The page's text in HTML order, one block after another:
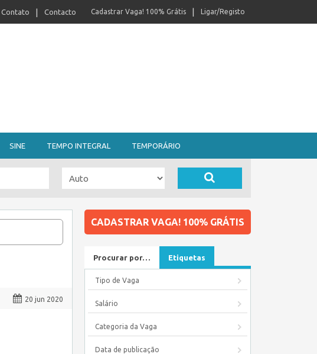
Contato Contacto Ligar/Registo
Cadastrar Vaga! 100% Grátis
SINE TEMPO INTEGRAL TEMPORÁRIO
20 jun 2020
CADASTRAR VAGA! 100% GRÁTIS
Procurar por… Etiquetas
Tipo de Vaga
Salário
Categoria da Vaga
Data de publicação